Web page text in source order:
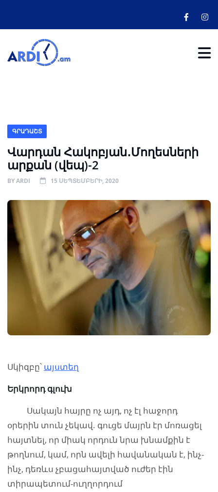
ԳՐԱԴԱՇՏ
Վարդան Հակոբյան․Մողեսների
արքան (վեպ)-2
BYARDI 15 ՍԵՊՏԵՄԲԵՐԻ, 2020
Սկիզբը՝ այստեղ
Երկրորդ գլուխ
Սակայն հայրը ոչ այդ, ոչ էլ հաջորդ
օրերին տուն չեկավ. գուցե մայրն էր մոռացել
հայտնել, որ միակ որդուն նրա խնամքին է
թողնում, կամ, որն ավելի հավանական է, ինչ-
ինչ, դեռևս չբացահայտված ուժեր էին
տիրապետում-ուղղորդում